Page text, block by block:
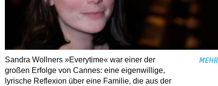
Sandra Wollners »Everytime« war einer der
großen Erfolge von Cannes: eine eigenwillige,
lyrische Reflexion über eine ­Familie, die aus der
MEHR